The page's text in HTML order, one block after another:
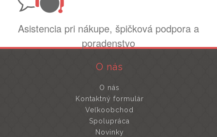
Asistencia pri nákupe, špičková podpora a
poradenstvo
O nás
O nás
Kontaktný formulár
Veľkoobchod
Spolupráca
Novinky